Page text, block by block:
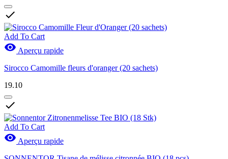

Add To Cart
 Aperçu rapide
Sirocco Camomille fleurs d'oranger (20 sachets)
19.10

Add To Cart
 Aperçu rapide